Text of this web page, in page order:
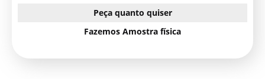
Peça quanto quiser
Fazemos Amostra física